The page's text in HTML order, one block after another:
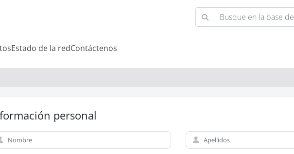
Estado de la redContáctenos
personal